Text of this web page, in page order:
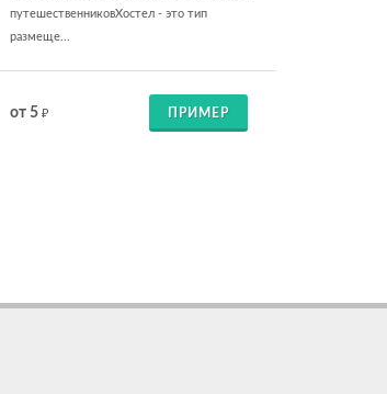
путешественниковХостел - это тип
размеще...
от 5 ₽ ПРИМЕР